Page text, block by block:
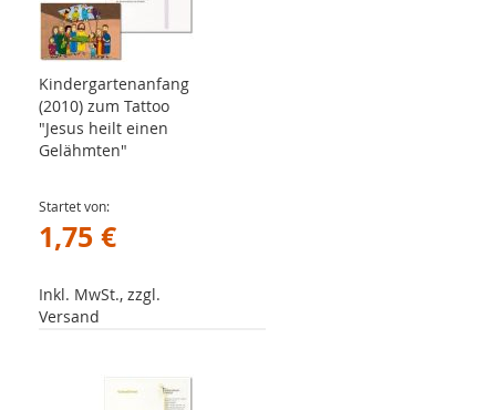
Kindergartenanfang
(2010) zum Tattoo
"Jesus heilt einen
Gelähmten"
Startet von
1,75 €
Inkl. MwSt., zzgl.
Versand